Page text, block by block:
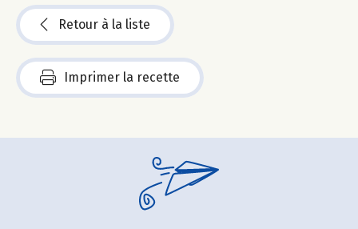
Retour à la liste
Imprimer la recette